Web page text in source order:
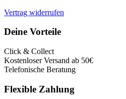
Vertrag widerrufen
Deine Vorteile
Click & Collect
Kostenloser Versand ab 50€
Telefonische Beratung
Flexible Zahlung